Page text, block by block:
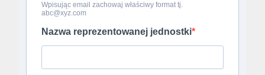
Wpisując email zachowaj właściwy format tj.
abc@xyz.com
Nazwa reprezentowanej jednostki